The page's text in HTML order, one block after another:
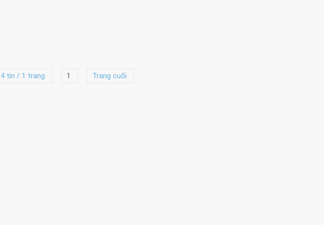
4 tin / 1 trang 1 Trang cuối